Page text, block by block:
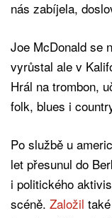
nás zabíjela,
Joe McDonald se
vyrůstal ale v
Hrál na trombon,
folk, blues i
Po službě u
let přesunul do
i politického
scéně. Založil